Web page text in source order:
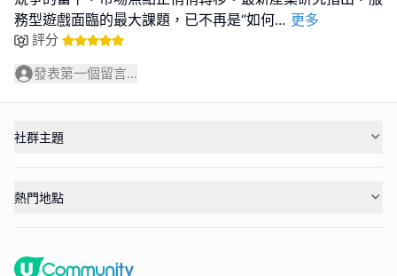
務型遊戲面臨的最大課題，已不再是“如何... 更多
評分
發表第一個留言...
社群主題
熱門地點